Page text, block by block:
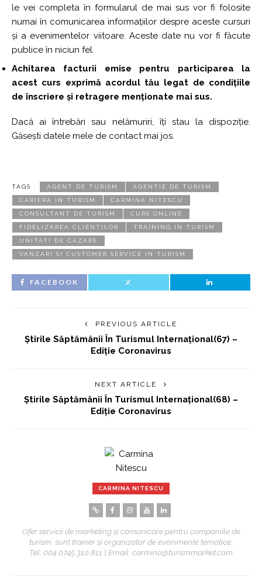
le vei completa în formularul de mai sus vor fi folosite
numai în comunicarea informațiilor despre aceste cursuri
și a evenimentelor viitoare. Aceste date nu vor fi făcute
publice în niciun fel.
Achitarea facturii emise pentru participarea la
acest curs exprimă acordul tău legat de condițiile
de înscriere și retragere menționate mai sus.
Dacă ai întrebări sau nelămuriri, îți stau la dispoziție.
Găsești datele mele de contact mai jos.
TAGS : AGENT DE TURISM AGENTIE DE TURISM
CARIERA IN TURISM CARMINA NITESCU
CONSULTANT DE TURISM CURS ONLINE
FIDELIZAREA CLIENTILOR TRAINING IN TURISM
UNITATI DE CAZARE
VANZARI SI CUSTOMER SERVICE IN TURISM
FACEBOOK
PREVIOUS ARTICLE
Știrile Săptămânii În Turismul Internațional(67) –
Ediție Coronavirus
NEXT ARTICLE
Știrile Săptămânii În Turismul Internațional(68) –
Ediție Coronavirus
CARMINA NITESCU
Ofer servicii de marketing și comunicare pentru companiile de
turism, sunt trainer și organizator de evenimente tematice.
Tel: 004 0745 310 811 | Email: carmina@turismmarket.com